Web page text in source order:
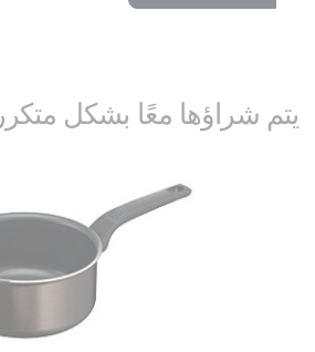
يتم شراؤها معًا بشكل متكرر